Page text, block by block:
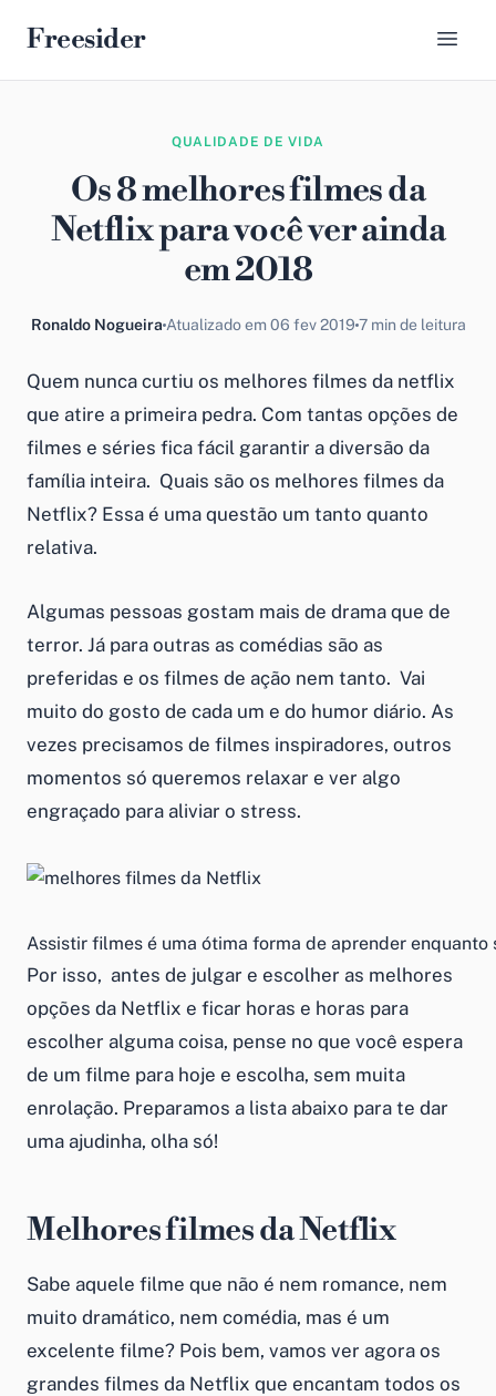
Freesider
QUALIDADE DE VIDA
Os 8 melhores filmes da
Netflix para você ver ainda
em 2018
Ronaldo Nogueira Atualizado em 06 fev 2019 7 min de leitura
Quem nunca curtiu os melhores filmes da netflix
que atire a primeira pedra. Com tantas opções de
filmes e séries fica fácil garantir a diversão da
família inteira. Quais são os melhores filmes da
Netflix? Essa é uma questão um tanto quanto
relativa.
Algumas pessoas gostam mais de drama que de
terror. Já para outras as comédias são as
preferidas e os filmes de ação nem tanto. Vai
muito do gosto de cada um e do humor diário. As
vezes precisamos de filmes inspiradores, outros
momentos só queremos relaxar e ver algo
engraçado para aliviar o stress.
Assistir filmes é uma ótima forma de aprender enquanto
Por isso, antes de julgar e escolher as melhores
opções da Netflix e ficar horas e horas para
escolher alguma coisa, pense no que você espera
de um filme para hoje e escolha, sem muita
enrolação. Preparamos a lista abaixo para te dar
uma ajudinha, olha só!
Melhores filmes da Netflix
Sabe aquele filme que não é nem romance, nem
muito dramático, nem comédia, mas é um
excelente filme? Pois bem, vamos ver agora os
grandes filmes da Netflix que encantam todos os